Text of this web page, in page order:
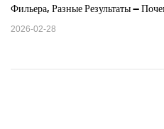
Фильера, Разные Результаты —
2026-02-28